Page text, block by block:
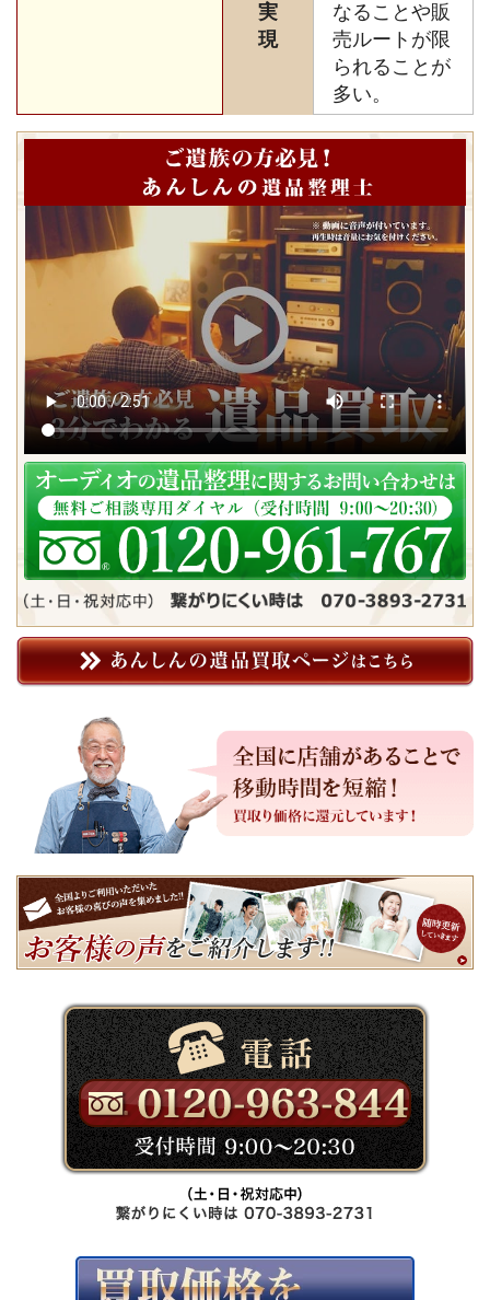
実
現
なることや販
売ルートが限
られることが
多い。